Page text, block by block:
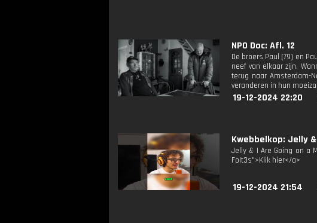
NPO Doc: Afl. 12
De broers Paul (79) en
neef van elkaar zijn.
terug naar Amsterdam-
veranderen in hun
19-12-2024 22:20
Kwebbelkop: Jelly &
Jelly & I Are Going on a
FoIt3s">Klik hier</a>
19-12-2024 21:54